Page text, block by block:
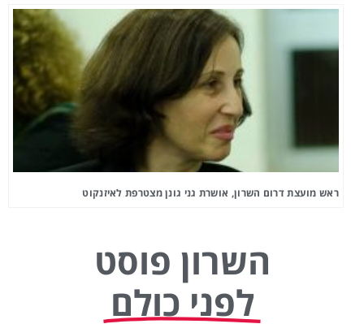
ראש מועצת דרום השרון, אושרת גני גונן מצטרפת לאיזנקוט
השרון פוסט
לפני כולם